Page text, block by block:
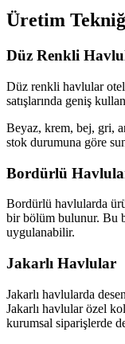
Üretim
Düz Renkli
Düz renkli havlular
satışlarında geniş
Beyaz, krem, bej, gri,
stok durumuna göre
Bordürlü
Bordürlü havlularda
bir bölüm bulunur. Bu
uygulanabilir.
Jakarlı Havlular
Jakarlı havlularda
Jakarlı havlular özel
kurumsal siparişlerde